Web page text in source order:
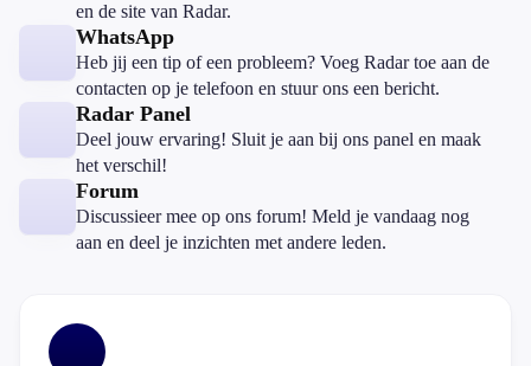
en de site van Radar.
WhatsApp
Heb jij een tip of een probleem? Voeg Radar toe aan de
contacten op je telefoon en stuur ons een bericht.
Radar Panel
Deel jouw ervaring! Sluit je aan bij ons panel en maak
het verschil!
Forum
Discussieer mee op ons forum! Meld je vandaag nog
aan en deel je inzichten met andere leden.